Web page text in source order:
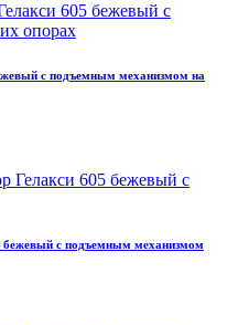
с подъемным механизмом на
бежевый с подъемным механизмом